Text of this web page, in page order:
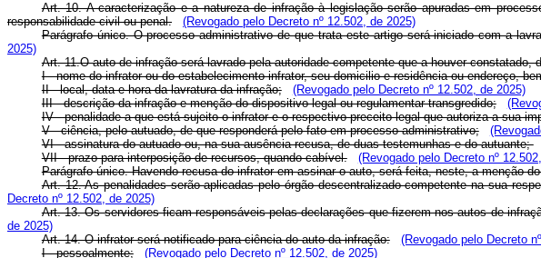
Art. 10. A caracterização e a natureza de infração à legislação serão apuradas em
responsabilidade civil ou penal.
(Revogado pelo Decreto nº 12.502, de 2025)
Parágrafo único. O processo administrativo de que trata este artigo será iniciado com a
2025)
Art. 11.O auto de infração será lavrado pela autoridade competente que a houver constatado,
I - nome do infrator ou do estabelecimento infrator, seu domicilio e residência ou endereço,
II - local, data e hora da lavratura da infração;
(Revogado pelo Decreto nº 12.502, de 2025)
III - descrição da infração e menção do dispositivo legal ou regulamentar transgredido;
IV - penalidade a que está sujeito o infrator e o respectivo preceito legal que autoriza a sua
V - ciência, pelo autuado, de que responderá pelo fato em processo administrativo;
VI - assinatura do autuado ou, na sua ausência recusa, de duas testemunhas e do autuante;
VII - prazo para interposição de recursos, quando cabível.
(Revogado pelo Decreto nº
Parágrafo único. Havendo recusa do infrator em assinar o auto, será feita, neste, a menção
Art. 12. As penalidades serão aplicadas pelo órgão descentralizado competente na sua
Decreto nº 12.502, de 2025)
Art. 13. Os servidores ficam responsáveis pelas declarações que fizerem nos autos de
de 2025)
Art. 14. O infrator será notificado para ciência do auto da infração:
(Revogado pelo Decreto
I - pessoalmente;
(Revogado pelo Decreto nº 12.502, de 2025)